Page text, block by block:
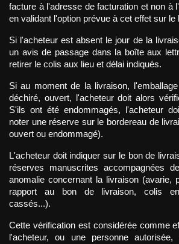
facture à l'adresse de facturation et non à
en validant l'option prévue à cet effet sur le
Si l'acheteur est absent le jour de la
un avis de passage dans la boîte aux
retirer le colis aux lieu et délai indiqués.
Si au moment de la livraison,
déchiré, ouvert, l'acheteur doit alors
S'ils ont été endommagés, l'acheteur
noter une réserve sur le bordereau de
ouvert ou endommagé).
L'acheteur doit indiquer sur le bon de
réserves manuscrites accompagnées
anomalie concernant la livraison (avarie,
rapport au bon de livraison, colis
cassés...).
Cette vérification est considérée comme
l'acheteur, ou une personne